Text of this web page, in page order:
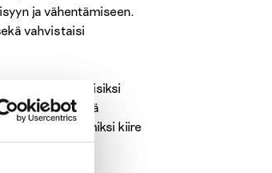
ja vähentämiseen.
vahvistaisi
toissijaisiksi
aikataulusyistä
siitä, miksi kiire
riittävästi.